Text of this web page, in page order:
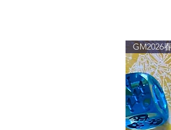
GM2026